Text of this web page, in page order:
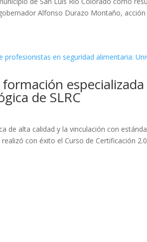
Alfonso Durazo Montaño, acción
de SLRC
alta calidad y la vinculación con
con éxito el Curso de Certificación